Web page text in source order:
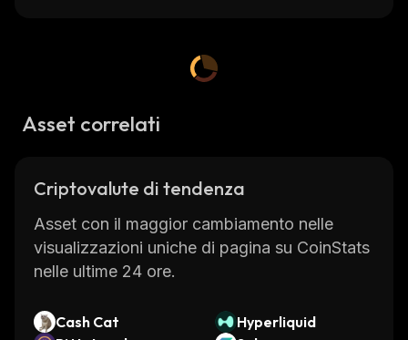
Asset correlati
Criptovalute di tendenza
Asset con il maggior cambiamento nelle
visualizzazioni uniche di pagina su CoinStats
nelle ultime 24 ore.
Cash Cat
Hyperliquid